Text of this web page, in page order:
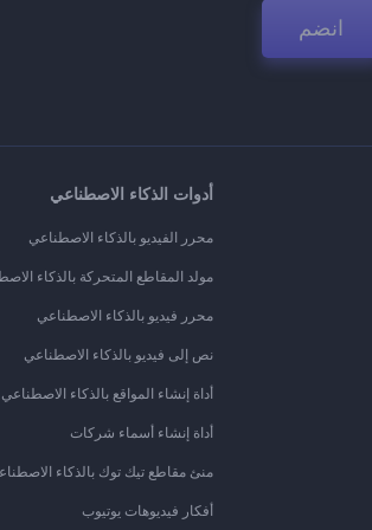
انضم
أدوات الذكاء الاصطناعي
محرر الفيديو بالذكاء الاصطناعي
مولد المقاطع المتحركة بالذكاء
محرر فيديو بالذكاء الاصطناعي
نص إلى فيديو بالذكاء الاصطناعي
أداة إنشاء المواقع بالذكاء الاصطناعي
أداة إنشاء أسماء شركات
منئ مقاطع تيك توك بالذكاء
أفكار فيديوهات يوتيوب